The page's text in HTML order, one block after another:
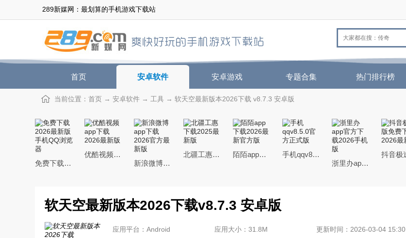
289新媒网：最划算的手机游戏下载站
首页 安卓软件 安卓游戏 专题合集 热门排行榜
当前位置： 首页 → 安卓软件 → 工具 → 软天空最新版本2026下载 v8.7.3 安卓版
免费下载2026最新版手机QQ浏览器
优酷视频app下载2026最新版
新浪微博app下载2026官方最新版
北疆工惠下载2025最新版 陌陌app下载2026最新官方版
手机qqv8.5.0官方正式版
浙里办app官方下载2026手机版
软天空最新版本2026下载v8.7.3 安卓版
应用平台：Android 应用大小：31.8M
更新时间：2026-03-04 15:30